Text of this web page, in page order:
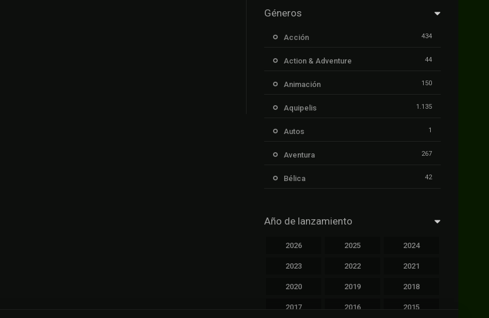
Géneros
Acción 434
Action & Adventure 44
Animación 150
Aquipelis 1.135
Autos 1
Aventura 267
Bélica 42
Cinecalidad
Cinetux 1.139
Año de lanzamiento
2026 2025 2024
2023 2022 2021
2020 2019 2018
2017 2016 2015